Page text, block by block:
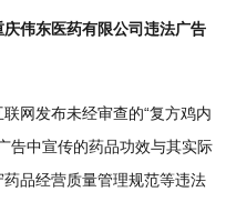
伟东医药有限公司违法广告
网发布未经审查的“复方鸡内
告中宣传的药品功效与其实际
品经营质量管理规范等违法